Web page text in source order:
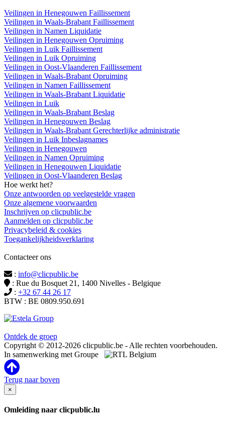
Veilingen in Henegouwen Faillissement
Veilingen in Waals-Brabant Faillissement
Veilingen in Namen Liquidatie
Veilingen in Henegouwen Opruiming
Veilingen in Luik Faillissement
Veilingen in Luik Opruiming
Veilingen in Oost-Vlaanderen Faillissement
Veilingen in Waals-Brabant Opruiming
Veilingen in Namen Faillissement
Veilingen in Waals-Brabant Liquidatie
Veilingen in Luik
Veilingen in Waals-Brabant Beslag
Veilingen in Henegouwen Beslag
Veilingen in Waals-Brabant Gerechterlijke administratie
Veilingen in Luik Inbeslagnames
Veilingen in Henegouwen
Veilingen in Namen Opruiming
Veilingen in Henegouwen Liquidatie
Veilingen in Oost-Vlaanderen Beslag
Hoe werkt het?
Onze antwoorden op veelgestelde vragen
Onze algemene voorwaarden
Inschrijven op clicpublic.be
Aanmelden op clicpublic.be
Privacybeleid & cookies
Toegankelijkheidsverklaring
Contacteer ons
: info@clicpublic.be
: Rue du Bosquet 21, 1400 Nivelles - Belgique
: +32 67 44 26 17
BTW : BE 0809.950.691
Ontdek de groep
Copyright © 2012-2026 clicpublic.be - Alle rechten voorbehouden.
In samenwerking met Groupe
Terug naar boven
×
Omleiding naar clicpublic.lu